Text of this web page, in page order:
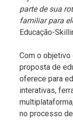
parte de sua
familiar para
Educação-
Com o objetivo
proposta de
oferece para
interativas,
no processo